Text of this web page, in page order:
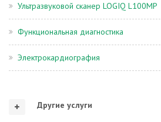
Ультразвуковой сканер LOGIQ L100MP
Функциональная диагностика
Электрокардиография
Другие услуги